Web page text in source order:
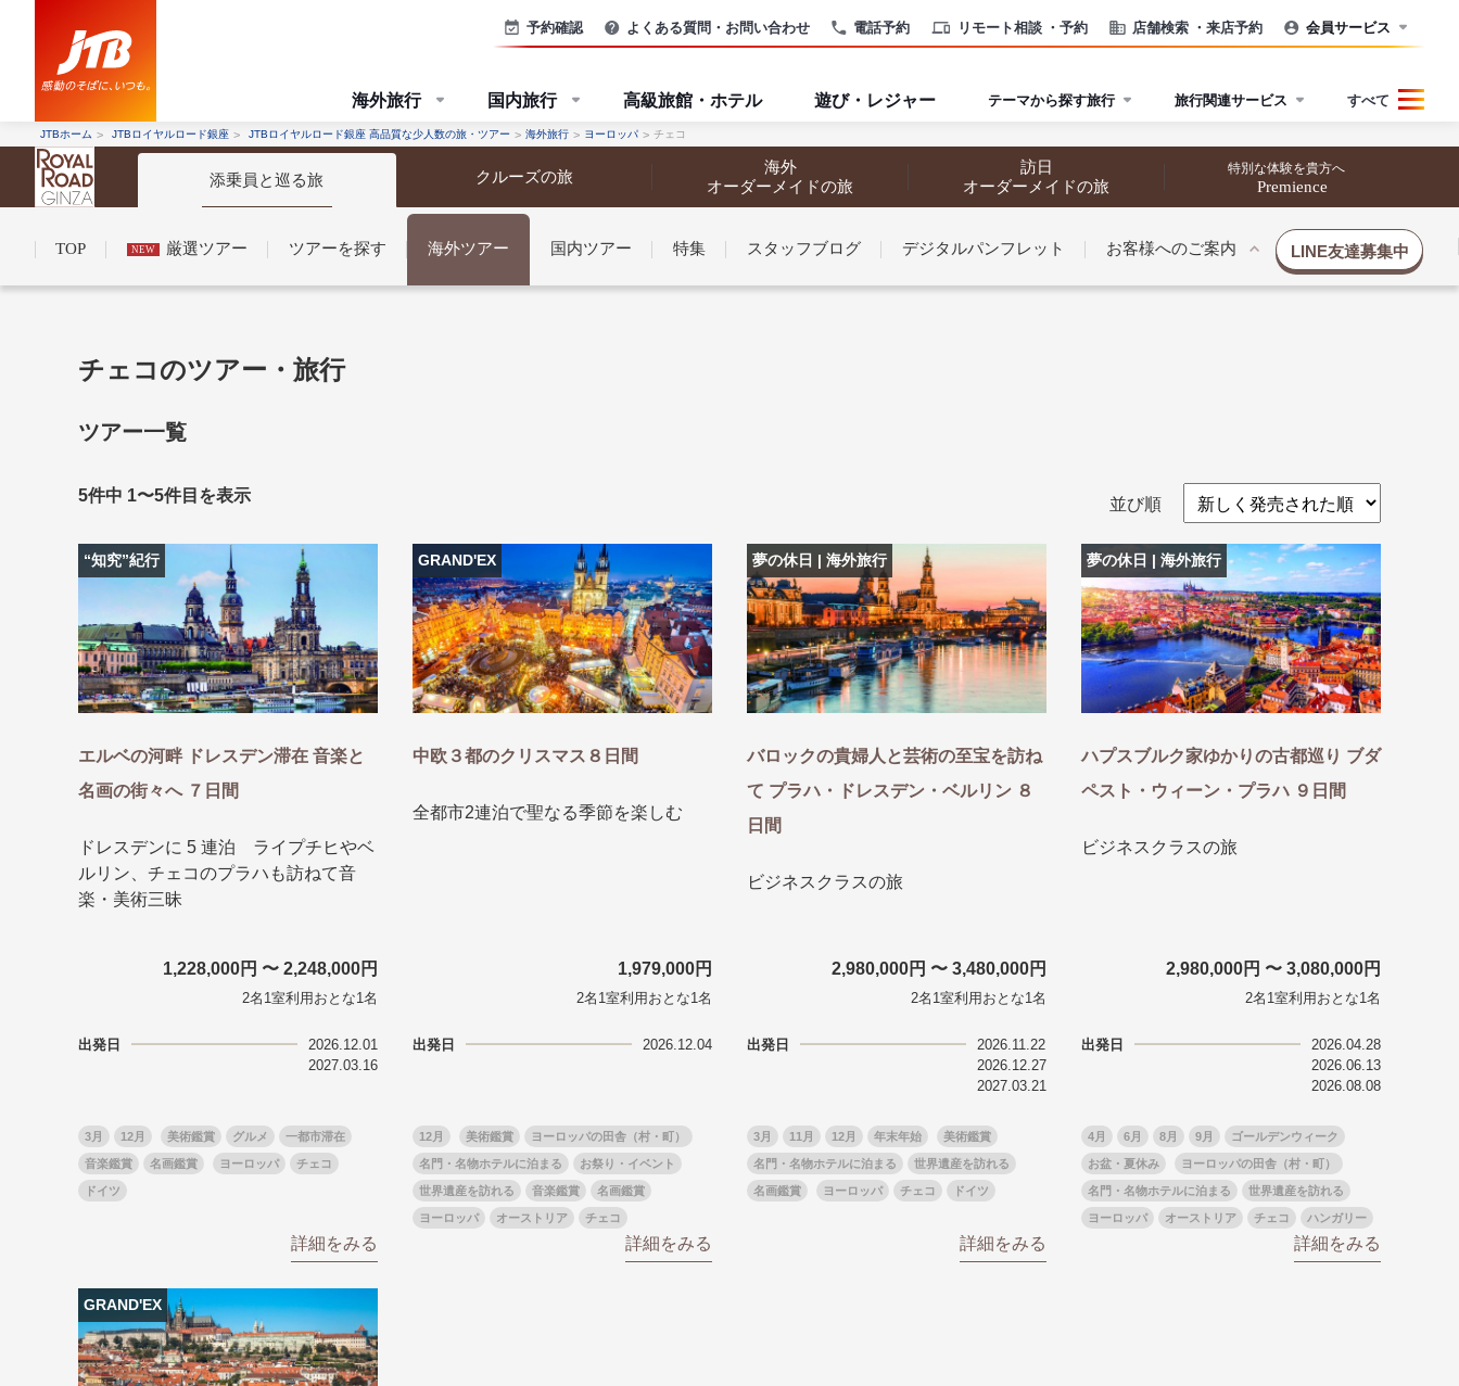
電話予約 リモート相談 ・予約 店舗検索 ・来店予約
予約確認 よくある質問・お問い合わせ 会員サービス
海外旅行 国内旅行 高級旅館・ホテル 遊び・レジャー テーマから探す旅行 旅行関連サービス すべて
JTBホーム JTBロイヤルロード銀座 JTBロイヤルロード銀座 高品質な少人数の旅・ツアー 海外旅行 ヨーロッパ チェコ
添乗員と巡る旅 クルーズの旅
海外
オーダーメイドの旅
訪日
オーダーメイドの旅
特別な体験を貴方へ
Premience
TOP NEW 厳選ツアー ツアーを探す 海外ツアー 国内ツアー 特集 スタッフブログ デジタルパンフレット お客様へのご案内
コンシェルジュ紹介お申し込みの流れ法人企業・自治体のみなさまへ
LINE友達募集中
条件から探す
キーワード
出発地とエリア
1月
2月 3月 4月 5月 7月
特別企画
リゾート 一都市滞在
絶景
お花・紅葉
鉄道の旅
ハイキング・トレッキング
専任ガイド・講師同行の旅
1名様からの旅
ラ・プルミエール（エールフランス航空）
条件から探す
キーワード
出発地とエリア
冬の国内旅行
1月 8月 9月 10月
ガンツウ
TWILIGHT EXPRESS 瑞風
観光列車
チェコのツアー・旅行
ツアー一覧
5件中 1〜5件目を表示 並び順
“知究”紀行
エルベの河畔 ドレスデン滞在 音楽と
名画の街々へ ７日間
ドレスデンに 5 連泊 ライプチヒやベ
ルリン、チェコのプラハも訪ねて音
楽・美術三昧
1,228,000円 〜 2,248,000円
2名1室利用おとな1名
出発日
2026.12.01
2027.03.16
3月 12月 美術鑑賞 グルメ 一都市滞在
音楽鑑賞 名画鑑賞 ヨーロッパ チェコ
ドイツ
詳細をみる
GRAND'EX
中欧３都のクリスマス８日間
全都市2連泊で聖なる季節を楽しむ
1,979,000円
2名1室利用おとな1名
出発日 2026.12.04
12月 美術鑑賞 ヨーロッパの田舎（村・町）
名門・名物ホテルに泊まる お祭り・イベント
世界遺産を訪れる 音楽鑑賞 名画鑑賞
ヨーロッパ オーストリア チェコ
詳細をみる
夢の休日 | 海外旅行
バロックの貴婦人と芸術の至宝を訪ね
て プラハ・ドレスデン・ベルリン ８
日間
ビジネスクラスの旅
2,980,000円 〜 3,480,000円
2名1室利用おとな1名
出発日
2026.11.22
2026.12.27
2027.03.21
3月 11月 12月 年末年始 美術鑑賞
名門・名物ホテルに泊まる 世界遺産を訪れる
名画鑑賞 ヨーロッパ チェコ ドイツ
詳細をみる
夢の休日 | 海外旅行
ハプスブルク家ゆかりの古都巡り ブダ
ペスト・ウィーン・プラハ ９日間
ビジネスクラスの旅
2,980,000円 〜 3,080,000円
2名1室利用おとな1名
出発日
2026.04.28
2026.06.13
2026.08.08
4月 6月 8月 9月 ゴールデンウィーク
お盆・夏休み ヨーロッパの田舎（村・町）
名門・名物ホテルに泊まる 世界遺産を訪れる
ヨーロッパ オーストリア チェコ ハンガリー
詳細をみる
GRAND'EX